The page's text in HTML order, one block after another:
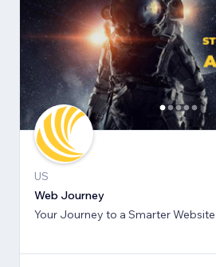
US
Web Journey
Your Journey to a Smarter